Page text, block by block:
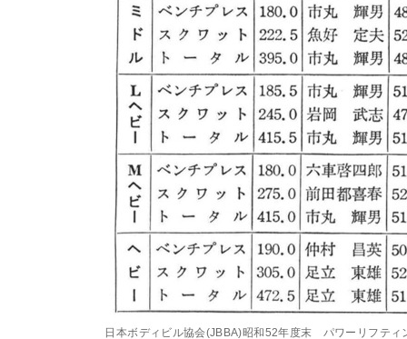
日本ボディビル協会(JBBA)昭和52年度末 パワーリフティ